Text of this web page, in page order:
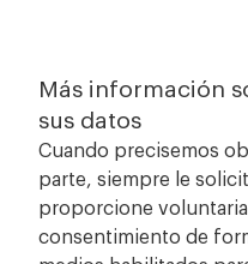
Más información
sus datos
Cuando precisemos
parte, siempre le
proporcione
consentimiento de